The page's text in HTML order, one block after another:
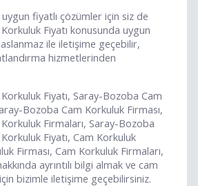
uygun fiyatlı çözümler için siz de
Fiyatı konusunda uygun
ile iletişime geçebilir,
hizmetlerinden
Fiyatı, Saray-Bozoba Cam
Bozoba Cam Korkuluk Firması,
Firmaları, Saray-Bozoba
Fiyatı, Cam Korkuluk
Firması, Cam Korkuluk Firmaları,
ayrıntılı bilgi almak ve cam
bizimle iletişime geçebilirsiniz.